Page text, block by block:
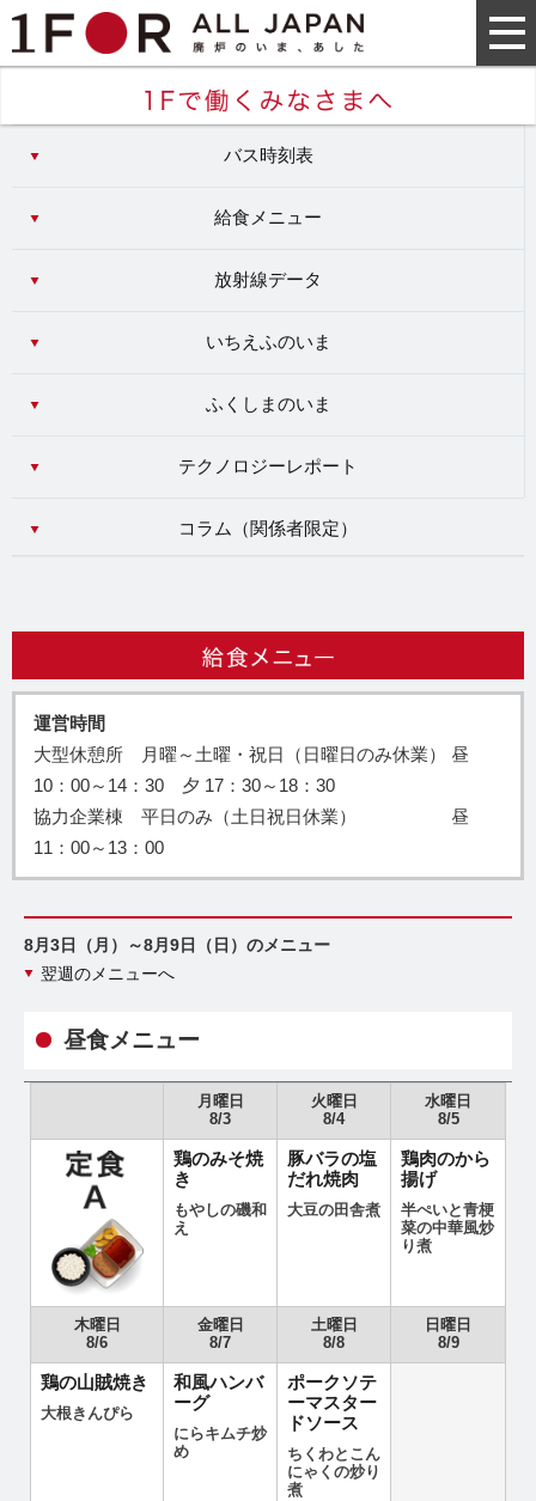
バス時刻表
給食メニュー
放射線データ
いちえふのいま
ふくしまのいま
テクノロジーレポート
コラム（関係者限定）
運営時間
大型休憩所 月曜～土曜・祝日（日曜日のみ休業） 昼
10：00～14：30 夕 17：30～18：30
協力企業棟 平日のみ（土日祝日休業） 昼
11：00～13：00
8月3日（月）～8月9日（日）のメニュー
翌週のメニューへ
昼食メニュー
月曜日
8/3
火曜日
8/4
水曜日
8/5
鶏のみそ焼
き
もやしの磯和
え
豚バラの塩
だれ焼肉
大豆の田舎煮
鶏肉のから
揚げ
半ぺいと青梗
菜の中華風炒
り煮
木曜日
8/6
金曜日
8/7
土曜日
8/8
日曜日
8/9
鶏の山賊焼き
大根きんぴら
和風ハンバ
ーグ
にらキムチ炒
め
ポークソテ
ーマスター
ドソース
ちくわとこん
にゃくの炒り
煮